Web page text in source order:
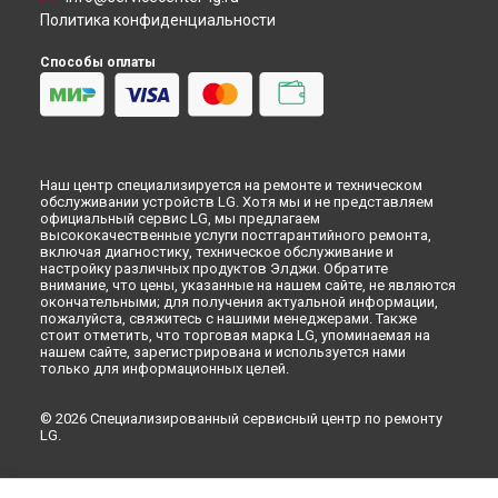
Ремонт посудомоечной машины LD-2060SHB LG в
Ремонт посудомоечной машины LD-2060SHB LG в
Ремонт посудомоечной машины LD-2060SHB LG в
Ремонт посудомоечной машины LD-2060SHB LG в
Политика конфиденциальности
Способы оплаты
Наш центр специализируется на ремонте и техническом
обслуживании устройств LG. Хотя мы и не представляем
официальный сервис LG, мы предлагаем
высококачественные услуги постгарантийного ремонта,
включая диагностику, техническое обслуживание и
настройку различных продуктов Элджи. Обратите
внимание, что цены, указанные на нашем сайте, не являются
окончательными; для получения актуальной информации,
пожалуйста, свяжитесь с нашими менеджерами. Также
стоит отметить, что торговая марка LG, упоминаемая на
нашем сайте, зарегистрирована и используется нами
только для информационных целей.
© 2026 Специализированный сервисный центр по ремонту
LG.